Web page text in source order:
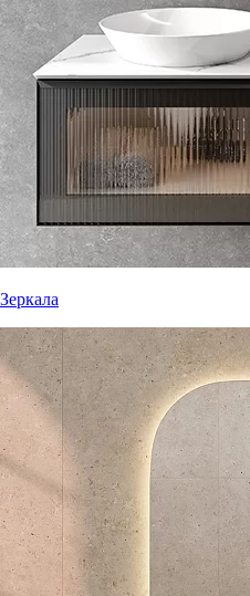
Зеркала